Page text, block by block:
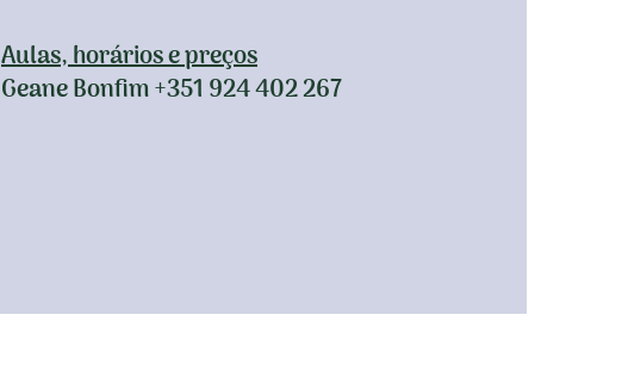
Aulas, horários e preços
Geane Bonfim +351 924 402 267